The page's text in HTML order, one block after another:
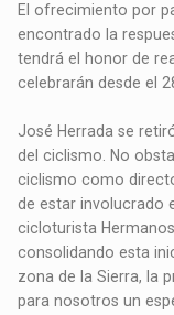
El ofrecimiento por
encontrado la
tendrá el honor de
celebrarán desde el
José Herrada se
del ciclismo. No
ciclismo como
de estar involucrado
cicloturista
consolidando esta
zona de la Sierra, la
para nosotros un